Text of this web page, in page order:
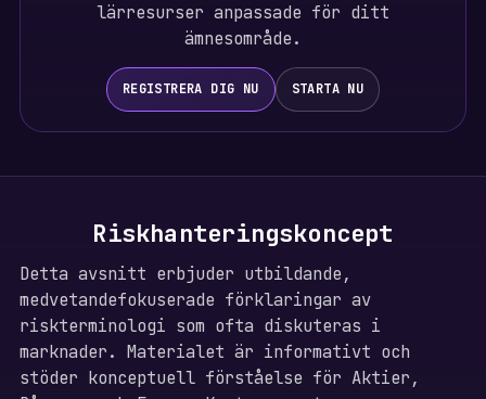
lärresurser anpassade för ditt
ämnesområde.
REGISTRERA DIG NU STARTA NU
Riskhanteringskoncept
Detta avsnitt erbjuder utbildande,
medvetandefokuserade förklaringar av
riskterminologi som ofta diskuteras i
marknader. Materialet är informativt och
stöder konceptuell förståelse för Aktier,